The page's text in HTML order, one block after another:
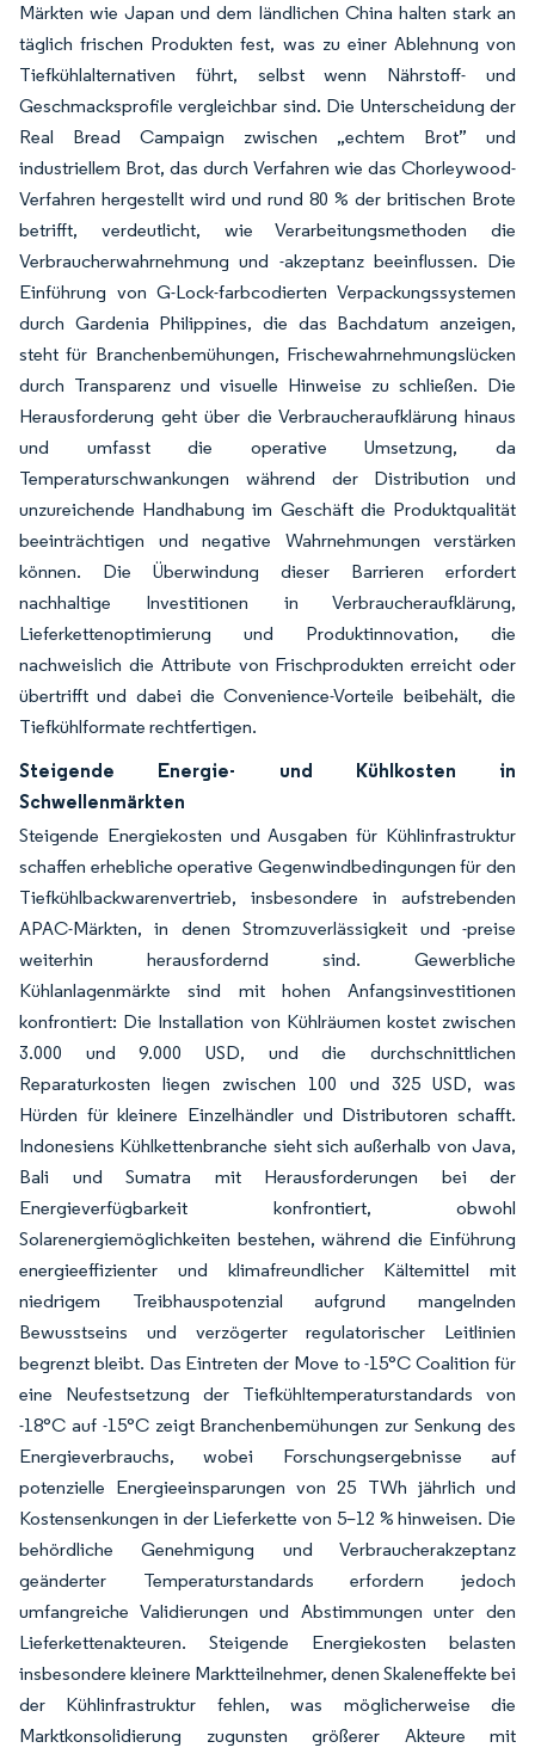
Märkten wie Japan und dem ländlichen China halten stark an
täglich frischen Produkten fest, was zu einer Ablehnung von
Tiefkühlalternativen führt, selbst wenn Nährstoff- und
Geschmacksprofile vergleichbar sind. Die Unterscheidung der
Real Bread Campaign zwischen „echtem Brot” und
industriellem Brot, das durch Verfahren wie das Chorleywood-
Verfahren hergestellt wird und rund 80 % der britischen Brote
betrifft, verdeutlicht, wie Verarbeitungsmethoden die
Verbraucherwahrnehmung und -akzeptanz beeinflussen. Die
Einführung von G-Lock-farbcodierten Verpackungssystemen
durch Gardenia Philippines, die das Bachdatum anzeigen,
steht für Branchenbemühungen, Frischewahrnehmungslücken
durch Transparenz und visuelle Hinweise zu schließen. Die
Herausforderung geht über die Verbraucheraufklärung hinaus
und umfasst die operative Umsetzung, da
Temperaturschwankungen während der Distribution und
unzureichende Handhabung im Geschäft die Produktqualität
beeinträchtigen und negative Wahrnehmungen verstärken
können. Die Überwindung dieser Barrieren erfordert
nachhaltige Investitionen in Verbraucheraufklärung,
Lieferkettenoptimierung und Produktinnovation, die
nachweislich die Attribute von Frischprodukten erreicht oder
übertrifft und dabei die Convenience-Vorteile beibehält, die
Tiefkühlformate rechtfertigen.
Steigende Energie- und Kühlkosten in
Schwellenmärkten
Steigende Energiekosten und Ausgaben für Kühlinfrastruktur
schaffen erhebliche operative Gegenwindbedingungen für den
Tiefkühlbackwarenvertrieb, insbesondere in aufstrebenden
APAC-Märkten, in denen Stromzuverlässigkeit und -preise
weiterhin herausfordernd sind. Gewerbliche
Kühlanlagenmärkte sind mit hohen Anfangsinvestitionen
konfrontiert: Die Installation von Kühlräumen kostet zwischen
3.000 und 9.000 USD, und die durchschnittlichen
Reparaturkosten liegen zwischen 100 und 325 USD, was
Hürden für kleinere Einzelhändler und Distributoren schafft.
Indonesiens Kühlkettenbranche sieht sich außerhalb von Java,
Bali und Sumatra mit Herausforderungen bei der
Energieverfügbarkeit konfrontiert, obwohl
Solarenergiemöglichkeiten bestehen, während die Einführung
energieeffizienter und klimafreundlicher Kältemittel mit
niedrigem Treibhauspotenzial aufgrund mangelnden
Bewusstseins und verzögerter regulatorischer Leitlinien
begrenzt bleibt. Das Eintreten der Move to -15°C Coalition für
eine Neufestsetzung der Tiefkühltemperaturstandards von
-18°C auf -15°C zeigt Branchenbemühungen zur Senkung des
Energieverbrauchs, wobei Forschungsergebnisse auf
potenzielle Energieeinsparungen von 25 TWh jährlich und
Kostensenkungen in der Lieferkette von 5–12 % hinweisen. Die
behördliche Genehmigung und Verbraucherakzeptanz
geänderter Temperaturstandards erfordern jedoch
umfangreiche Validierungen und Abstimmungen unter den
Lieferkettenakteuren. Steigende Energiekosten belasten
insbesondere kleinere Marktteilnehmer, denen Skaleneffekte bei
der Kühlinfrastruktur fehlen, was möglicherweise die
Marktkonsolidierung zugunsten größerer Akteure mit